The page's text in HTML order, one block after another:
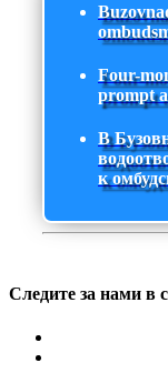
Four-
prompt
В
к
Следите за нами в